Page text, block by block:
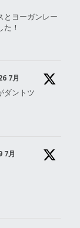
とヨーガンレー
！
7月
ダントツ
7月